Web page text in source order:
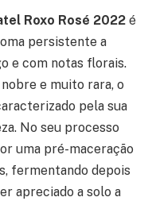
Roxo Rosé 2022 é
persistente a
e com notas florais.
e muito rara, o
pela sua
No seu processo
uma pré-maceração
fermentando depois
apreciado a solo a